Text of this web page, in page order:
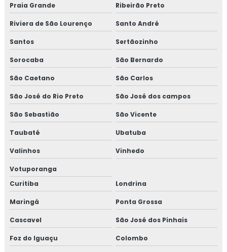
Praia Grande Ribeirão Preto
Riviera de São Lourenço Santo André
Santos Sertãozinho
Sorocaba São Bernardo
São Caetano São Carlos
São José do Rio Preto São José dos campos
São Sebastião São Vicente
Taubaté Ubatuba
Valinhos Vinhedo
Votuporanga
Curitiba
Londrina
Maringá Ponta Grossa
Cascavel São José dos Pinhais
Foz do Iguaçu Colombo